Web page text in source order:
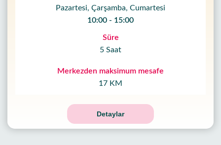
Pazartesi, Çarşamba, Cumartesi
10:00 - 15:00
Süre
5 Saat
Merkezden maksimum mesafe
17 KM
Detaylar